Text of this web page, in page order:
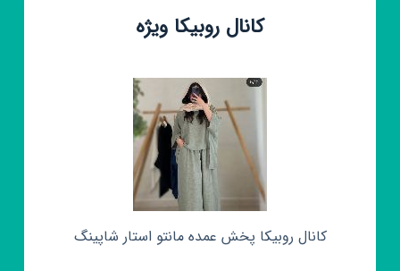
کانال روبیکا ویژه
کانال روبیکا پخش عمده مانتو استار شاپینگ